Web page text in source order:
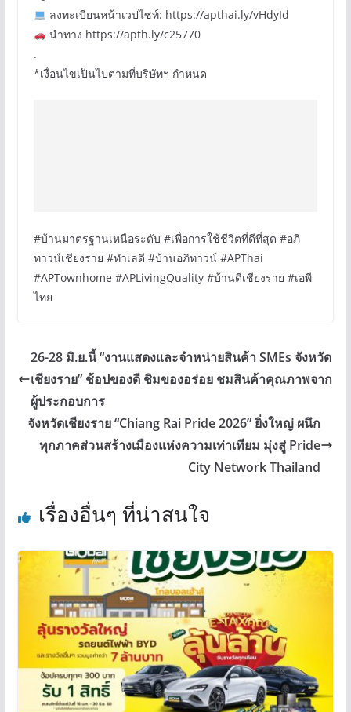
ลงทะเบียนหน้าเวปไซท์: https://apthai.ly/vHdyId
นำทาง https://apth.ly/c25770
.
*เงื่อนไขเป็นไปตามที่บริษัทฯ กำหนด​
#บ้านมาตรฐานเหนือระดับ #เพื่อการใช้ชีวิตที่ดีที่สุด #อภิ
ทาวน์เชียงราย #ทำเลดี #บ้านอภิทาวน์ #APThai
#APTownhome #APLivingQuality #บ้านดีเชียงราย #เอพี
ไทย
26-28 มิ.ย.นี้ “งานแสดงและจำหน่ายสินค้า SMEs จังหวัด
เชียงราย” ช้อปของดี ชิมของอร่อย ชมสินค้าคุณภาพจาก
ผู้ประกอบการ
จังหวัดเชียงราย “Chiang Rai Pride 2026” ยิ่งใหญ่ ผนึก
ทุกภาคส่วนสร้างเมืองแห่งความเท่าเทียม มุ่งสู่ Pride
City Network Thailand
เรื่องอื่นๆ ที่น่าสนใจ